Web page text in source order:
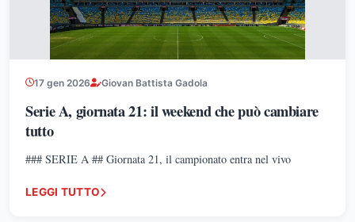
17 gen 2026 Giovan Battista Gadola
Serie A, giornata 21: il weekend che può cambiare
tutto
### SERIE A ## Giornata 21, il campionato entra nel vivo
LEGGI TUTTO